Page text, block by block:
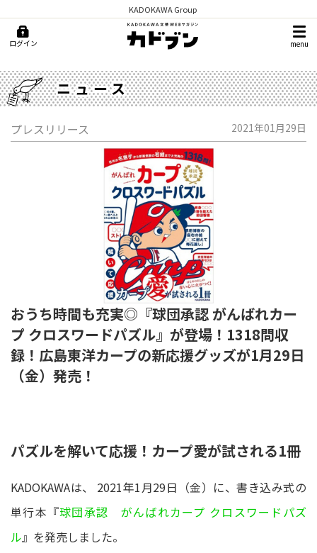
KADOKAWA Group
ログイン menu
ニュース
プレスリリース 2021年01月29日
おうち時間も充実◎『球団承認 がんばれカー
プ クロスワードパズル』が登場！1318問収
録！広島東洋カープの新応援グッズが1月29日
（金）発売！
パズルを解いて応援！カープ愛が試される1冊
KADOKAWAは、 2021年1月29日（金）に、書き込み式の
単行本『球団承認 がんばれカープ クロスワードパズ
ル』を発売しました。